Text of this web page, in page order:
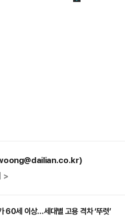
>
60세 이상…세대별 고용 격차 ‘뚜렷’